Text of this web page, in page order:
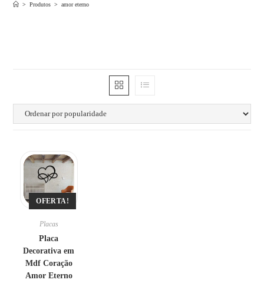
> Produtos > amor eterno
OFERTA!
Placas
Placa
Decorativa em
Mdf Coração
Amor Eterno